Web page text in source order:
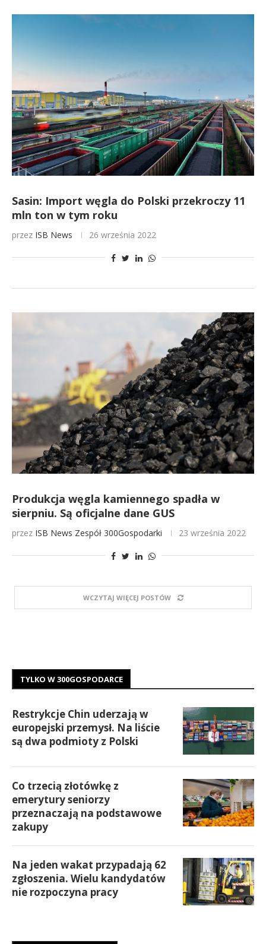
Sasin: Import węgla do Polski przekroczy 11
mln ton w tym roku
przez ISB News 26 września 2022
Produkcja węgla kamiennego spadła w
sierpniu. Są oficjalne dane GUS
przez ISB News Zespół 300Gospodarki 23 września 2022
WCZYTAJ WIĘCEJ POSTÓW
TYLKO W 300GOSPODARCE
Restrykcje Chin uderzają w
europejski przemysł. Na liście
są dwa podmioty z Polski
Co trzecią złotówkę z
emerytury seniorzy
przeznaczają na podstawowe
zakupy
Na jeden wakat przypadają 62
zgłoszenia. Wielu kandydatów
nie rozpoczyna pracy